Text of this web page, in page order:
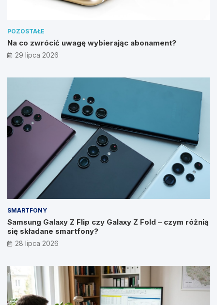
POZOSTAŁE
Na co zwrócić uwagę wybierając abonament?
29 lipca 2026
SMARTFONY
Samsung Galaxy Z Flip czy Galaxy Z Fold – czym różnią
się składane smartfony?
28 lipca 2026